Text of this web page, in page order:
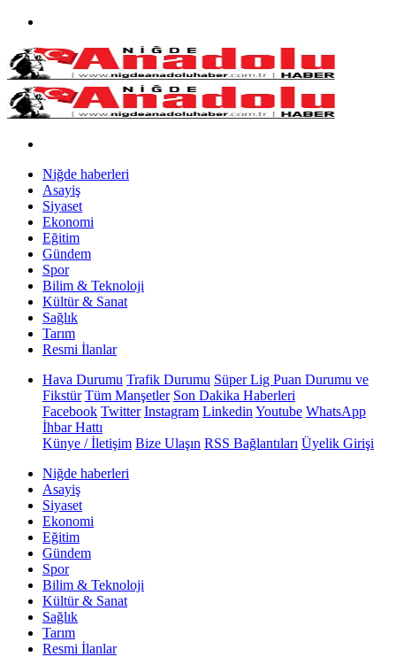
Niğde haberleri
Asayiş
Siyaset
Ekonomi
Eğitim
Gündem
Spor
Bilim & Teknoloji
Kültür & Sanat
Sağlık
Tarım
Resmi İlanlar
Hava Durumu Trafik Durumu Süper Lig Puan Durumu ve
Fikstür Tüm Manşetler Son Dakika Haberleri
Facebook Twitter Instagram Linkedin Youtube WhatsApp
İhbar Hattı
Künye / İletişim Bize Ulaşın RSS Bağlantıları Üyelik Girişi
Niğde haberleri
Asayiş
Siyaset
Ekonomi
Eğitim
Gündem
Spor
Bilim & Teknoloji
Kültür & Sanat
Sağlık
Tarım
Resmi İlanlar